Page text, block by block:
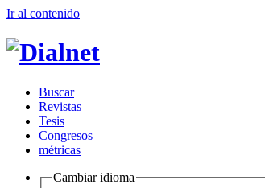
Ir al contenido
Buscar
Revistas
Tesis
Congresos
métricas
Cambiar idioma